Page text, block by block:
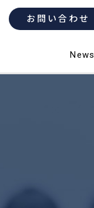
お問い合わせ
News